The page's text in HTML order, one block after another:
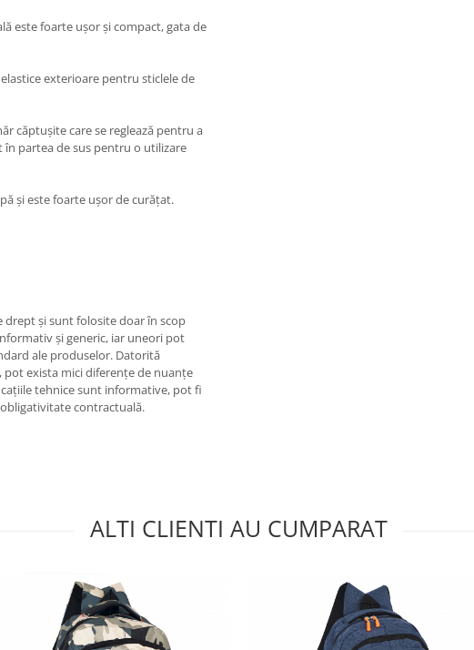
este foarte ușor și compact, gata de
exterioare pentru sticlele de
căptușite care se reglează pentru a
partea de sus pentru o utilizare
și este foarte ușor de curățat.
şi sunt folosite doar în scop
şi generic, iar uneori pot
ale produselor. Datorită
exista mici diferențe de nuanțe
tehnice sunt informative, pot fi
contractuală.
ALTI CLIENTI AU CUMPARAT